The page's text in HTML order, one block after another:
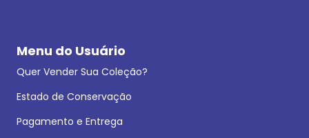
Menu do Usuário
Quer Vender Sua Coleção?
Estado de Conservação
Pagamento e Entrega